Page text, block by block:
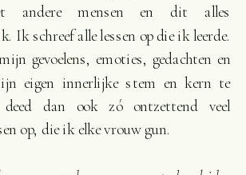
andere mensen en dit alles
Ik schreef alle lessen op die ik leerde.
gevoelens, emoties, gedachten en
eigen innerlijke stem en kern te
dan ook zó ontzettend veel
op, die ik elke vrouw gun.